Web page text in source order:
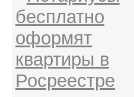
бесплатно
оформят
квартиры в
Росреестре